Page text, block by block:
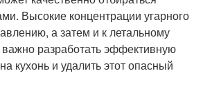
Высокие концентрации угарного
а затем и к летальному
разработать эффективную
кухонь и удалить этот опасный